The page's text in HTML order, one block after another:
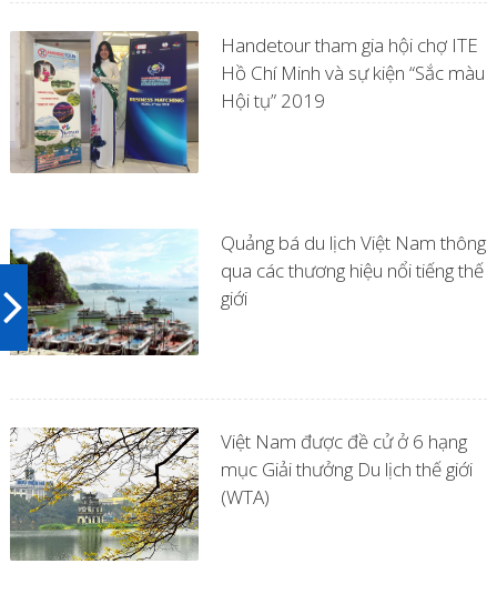
Handetour tham gia hội chợ ITE
Hồ Chí Minh và sự kiện “Sắc màu
Hội tụ” 2019
Quảng bá du lịch Việt Nam thông
qua các thương hiệu nổi tiếng thế
giới
Việt Nam được đề cử ở 6 hạng
mục Giải thưởng Du lịch thế giới
(WTA)